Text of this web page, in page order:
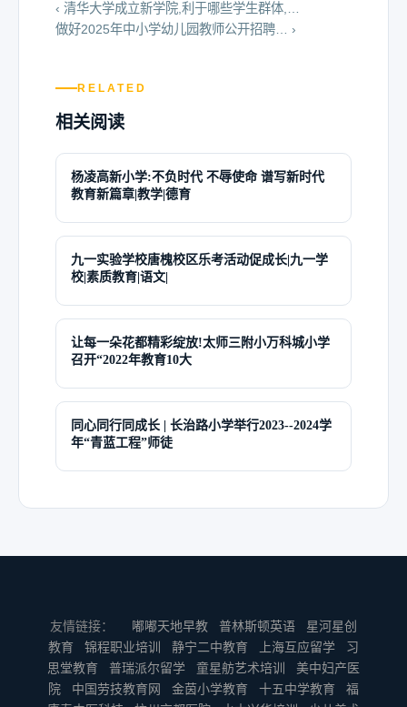
‹ 清华大学成立新学院,利于哪些学生群体,…
做好2025年中小学幼儿园教师公开招聘… ›
RELATED
相关阅读
杨凌高新小学:不负时代 不辱使命 谱写新时代
教育新篇章|教学|德育
九一实验学校唐槐校区乐考活动促成长|九一学
校|素质教育|语文|
让每一朵花都精彩绽放!太师三附小万科城小学
召开“2022年教育10大
同心同行同成长 | 长治路小学举行2023--2024学
年“青蓝工程”师徒
友情链接： 嘟嘟天地早教 普林斯顿英语
星河星创
教育
锦程职业培训 静宁二中教育 上海互应留学
习
思堂教育
普瑞派尔留学 童星舫艺术培训
美中妇产医
院
中国劳技教育网 金茵小学教育 十五中学教育
福